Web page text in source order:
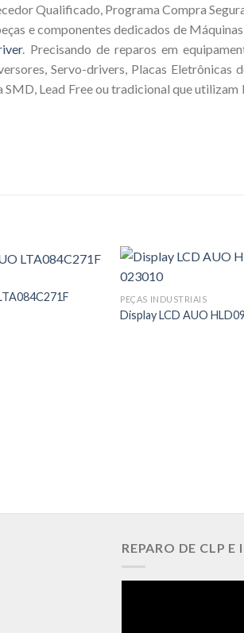
Qualificado, Programa Compra
e componentes dedicados de
. Precisando de reparos em
Servo-drivers, Placas Eletrônicas
SMD, Lead Free ou tradicional que
PEÇAS INDUSTRIAIS
Display LCD AUO
REPARO DE CLP E